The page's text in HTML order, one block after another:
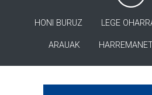
HONI BURUZ LEGE
ARAUAK